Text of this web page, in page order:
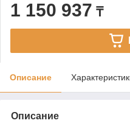
1 150 937 ₸
Описание
Описание